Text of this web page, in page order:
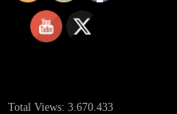
Total Views: 3.670.433